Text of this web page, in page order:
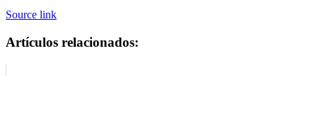
Source link
Artículos relacionados: